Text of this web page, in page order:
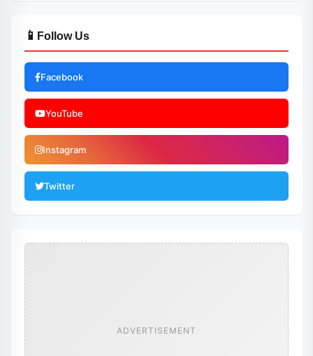
📱 Follow Us
Facebook
YouTube
Instagram
Twitter
ADVERTISEMENT